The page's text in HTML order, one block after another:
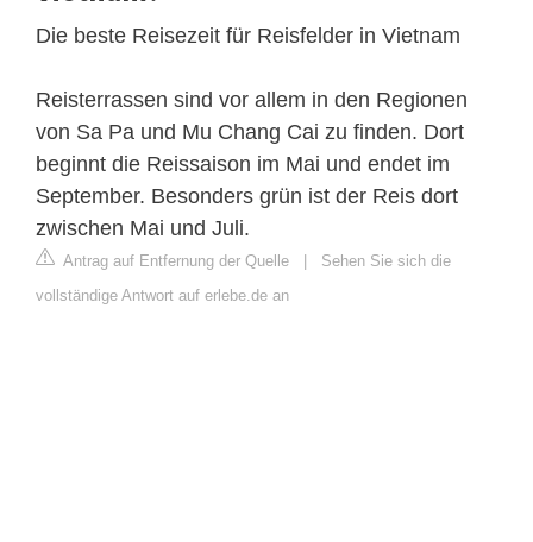
Die beste Reisezeit für Reisfelder in Vietnam
Reisterrassen sind vor allem in den Regionen
von Sa Pa und Mu Chang Cai zu finden. Dort
beginnt die Reissaison im Mai und endet im
September. Besonders grün ist der Reis dort
zwischen Mai und Juli.
Antrag auf Entfernung der Quelle | Sehen Sie sich die
vollständige Antwort auf erlebe.de an